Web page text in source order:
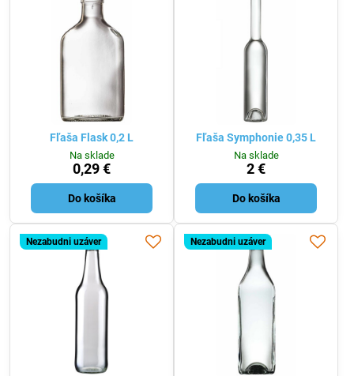
Fľaša Flask 0,2 L
Na sklade
0,29 €
Do košíka
Fľaša Symphonie 0,35 L
Na sklade
2 €
Do košíka
Nezabudni uzáver Nezabudni uzáver